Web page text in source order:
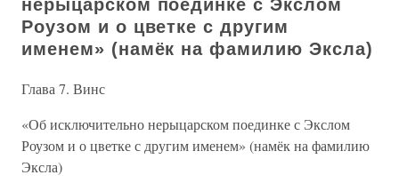
нерыцарском поединке с Экслом
Роузом и о цветке с другим
именем» (намёк на фамилию Эксла)
Глава 7. Винс
«Об исключительно нерыцарском поединке с Экслом
Роузом и о цветке с другим именем» (намёк на фамилию
Эксла)